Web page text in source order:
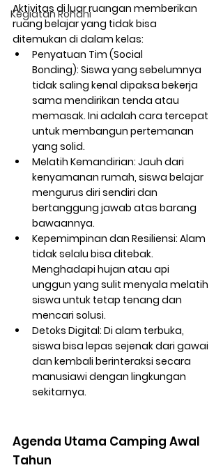
Kegiatan Rohani
Aktivitas di luar ruangan memberikan
ruang belajar yang tidak bisa
ditemukan di dalam kelas:
Penyatuan Tim (Social
Bonding): Siswa yang sebelumnya
tidak saling kenal dipaksa bekerja
sama mendirikan tenda atau
memasak. Ini adalah cara tercepat
untuk membangun pertemanan
yang solid.
Melatih Kemandirian: Jauh dari
kenyamanan rumah, siswa belajar
mengurus diri sendiri dan
bertanggung jawab atas barang
bawaannya.
Kepemimpinan dan Resiliensi: Alam
tidak selalu bisa ditebak.
Menghadapi hujan atau api
unggun yang sulit menyala melatih
siswa untuk tetap tenang dan
mencari solusi.
Detoks Digital: Di alam terbuka,
siswa bisa lepas sejenak dari gawai
dan kembali berinteraksi secara
manusiawi dengan lingkungan
sekitarnya.
Agenda Utama Camping Awal
Tahun